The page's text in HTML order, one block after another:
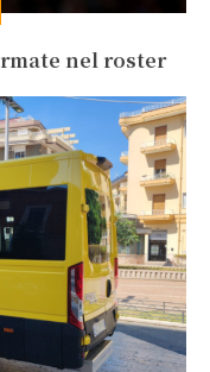
nel roster